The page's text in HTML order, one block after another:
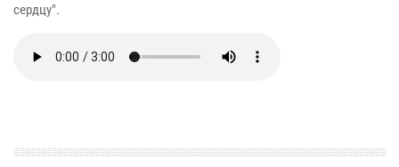
сердцу".